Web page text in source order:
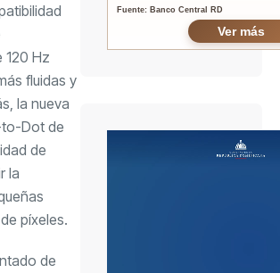
120 Hz
fluidas y
la nueva
Dot de
de
la
píxeles.
de
Fuente: Banco Central RD
Ver más